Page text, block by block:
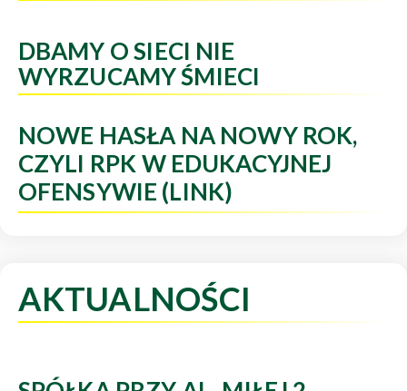
DBAMY O SIECI NIE
WYRZUCAMY ŚMIECI
NOWE HASŁA NA NOWY ROK,
CZYLI RPK W EDUKACYJNEJ
OFENSYWIE (LINK)
AKTUALNOŚCI